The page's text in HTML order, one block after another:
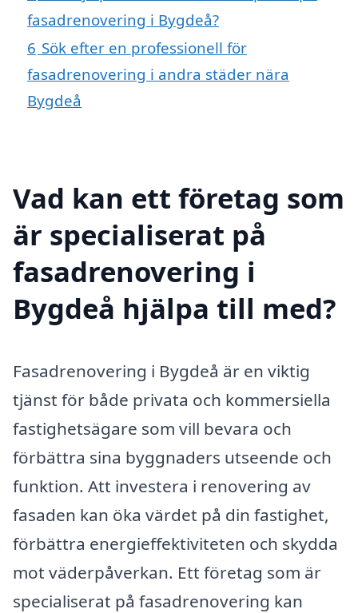
fasadrenovering i Bygdeå?
6 Sök efter en professionell för
fasadrenovering i andra städer nära
Bygdeå
Vad kan ett företag som
är specialiserat på
fasadrenovering i
Bygdeå hjälpa till med?
Fasadrenovering i Bygdeå är en viktig
tjänst för både privata och kommersiella
fastighetsägare som vill bevara och
förbättra sina byggnaders utseende och
funktion. Att investera i renovering av
fasaden kan öka värdet på din fastighet,
förbättra energieffektiviteten och skydda
mot väderpåverkan. Ett företag som är
specialiserat på fasadrenovering kan